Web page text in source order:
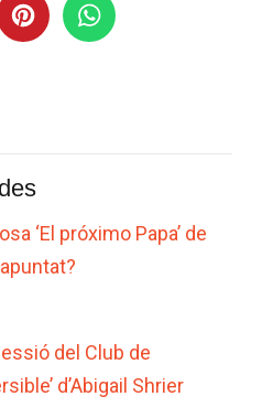
‘El próximo Papa’ de
del Club de
d’Abigail Shrier